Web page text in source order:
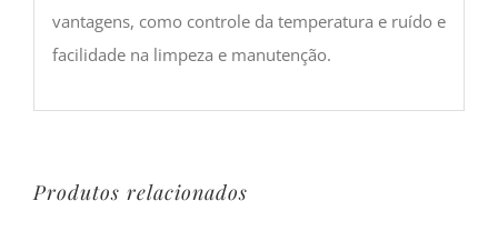
vantagens, como controle da temperatura e ruído e
facilidade na limpeza e manutenção.
Produtos relacionados